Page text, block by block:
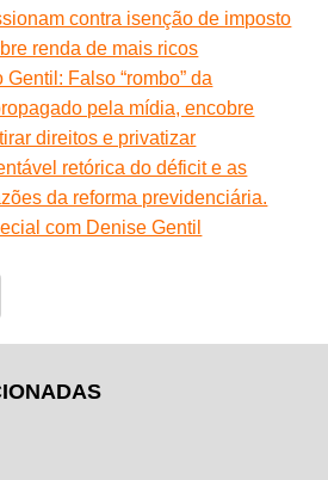
contra isenção de imposto
renda de mais ricos
Falso “rombo” da
pela mídia, encobre
direitos e privatizar
retórica do déficit e as
da reforma previdenciária.
com Denise Gentil